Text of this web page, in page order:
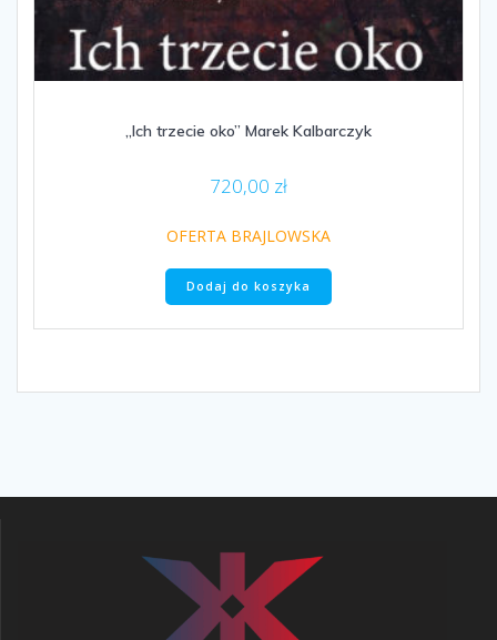
„Ich trzecie oko” Marek Kalbarczyk
720,00 zł
OFERTA BRAJLOWSKA
Dodaj do koszyka